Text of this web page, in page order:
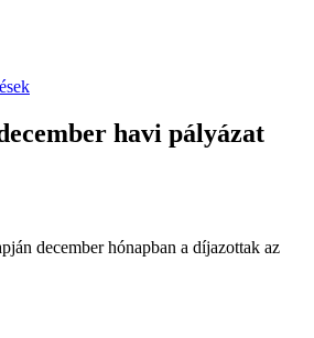
havi pályázat
december hónapban a díjazottak az